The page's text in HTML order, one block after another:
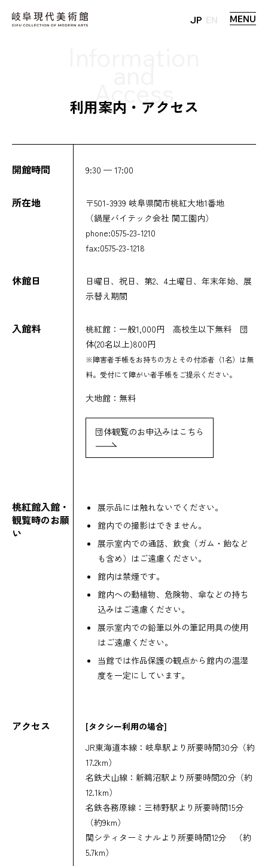
MENU
JP EN
利用案内・アクセス
開館時間 9:30 — 17:00
所在地
〒501-3939 岐阜県関市桃紅大地1番地
（鍋屋バイテック会社 関工園内）
phone:0575-23-1210
fax:0575-23-1218
休館日
日曜日、祝日、第2、4土曜日、年末年始、展
示替え期間
入館料
桃紅館：一般1,000円 高校生以下無料 団
体(20名以上)800円
※障害者手帳をお持ちの方とその付添者（1名）は無
料。受付にて障がい者⼿帳をご提⽰ください。
大地館：無料
団体観覧のお申込みはこちら
桃紅館入館・
観覧時のお願
い
展示品には触れないでください。
館内での撮影はできません。
展示室内での通話、飲食（ガム・飴など
も含め）はご遠慮ください。
館内は禁煙です。
館内への動植物、危険物、傘などの持ち
込みはご遠慮ください。
展示室内での鉛筆以外の筆記用具の使用
はご遠慮ください。
当館では作品保護の観点から館内の温湿
度を一定にしています。
アクセス
[タクシー利用の場合]
JR東海道本線：岐阜駅より所要時間30分（約
17.2km）
名鉄犬山線：新鵜沼駅より所要時間20分（約
12.1km）
名鉄各務原線：三柿野駅より所要時間15分
（約9km）
関シティターミナルより所要時間12分 （約
5.7km）